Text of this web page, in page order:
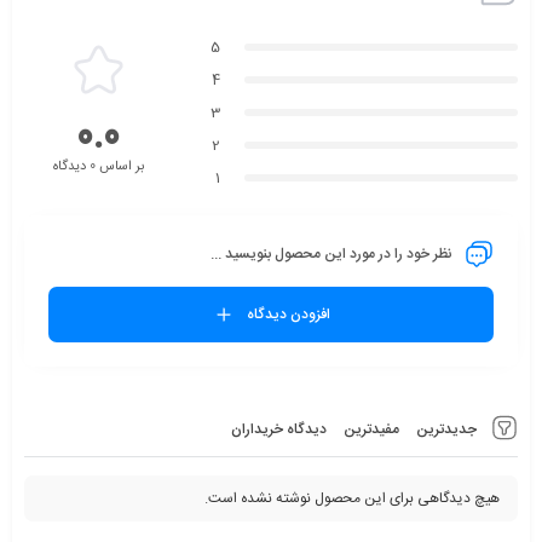
جدیدترین مفیدترین دیدگاه خریداران
هیچ دیدگاهی برای این محصول نوشته نشده است.
5
4
3
2
1
0.0
بر اساس 0 دیدگاه
نظر خود را در مورد این محصول بنویسید ...
افزودن دیدگاه